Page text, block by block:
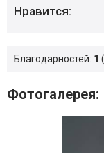
Нравится:
Благодарностей: 1
Фотогалерея: